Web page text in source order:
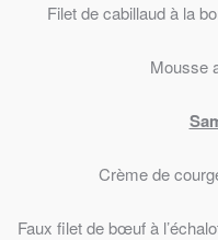
Filet de cabillaud à la
Mousse
Crème de
Faux filet de bœuf à